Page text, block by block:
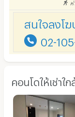
ห่
สนใจลงโ
02-
คอนโดให้เช่าใก